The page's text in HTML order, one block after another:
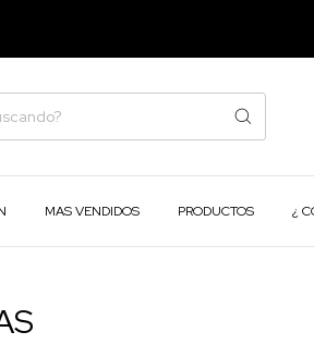
MAS VENDIDOS PRODUCTOS ¿